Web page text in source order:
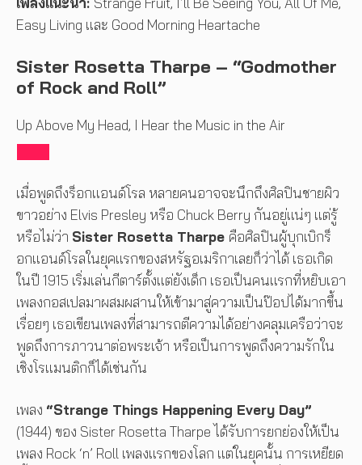
Easy Living และ Good Morning Heartache
Sister Rosetta Tharpe – “Godmother
of Rock and Roll”
Up Above My Head, I Hear the Music in the Air
เมื่อพูดถึงร็อกแอนด์โรล หลายคนอาจจะนึกถึงศิลปินชายผิว
ขาวอย่าง Elvis Presley หรือ Chuck Berry กันอยู่แน่ๆ แต่รู้
หรือไม่ว่า Sister Rosetta Tharpe คือศิลปินผู้บุกเบิกร็
อกแอนด์โรลในยุคแรกของสหรัฐอเมริกาเลยก็ว่าได้ เธอเกิด
ในปี 1915 เริ่มเล่นกีตาร์ตั้งแต่ยังเด็ก เธอเป็นคนแรกที่หยิบเอา
เพลงกอสเปลมาผสมผสานให้เข้ามาสู่ความเป็นป๊อปได้มากขึ้น
เรื่อยๆ เธอเขียนเพลงที่สามารถตีความได้อย่างคลุมเครือว่าจะ
พูดถึงการภาวนาต่อพระเจ้า หรือเป็นการพูดถึงความรักใน
เชิงโรแมนติกก็ได้เช่นกัน
เพลง “Strange Things Happening Every Day”
(1944) ของ Sister Rosetta Tharpe ได้รับการยกย่องให้เป็น
เพลง Rock ‘n’ Roll เพลงแรกของโลก แต่ในยุคนั้น การเหยียด